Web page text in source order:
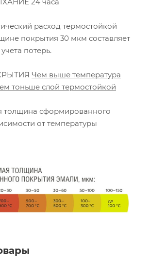
расход термостойкой
покрытия 30 мкм составляет
потерь.
Чем выше температура
тоньше слой термостойкой
толщина сформированного
от температуры